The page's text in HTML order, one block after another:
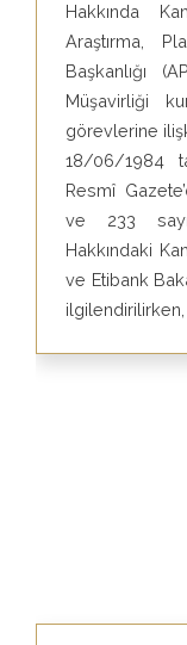
Hakkında
Araştırma,
Başkanlığı
Müşavirliği
görevlerine
18/06/1984
Resmî
ve 233
Hakkındaki
ve Etibank
ilgilendirilirken,